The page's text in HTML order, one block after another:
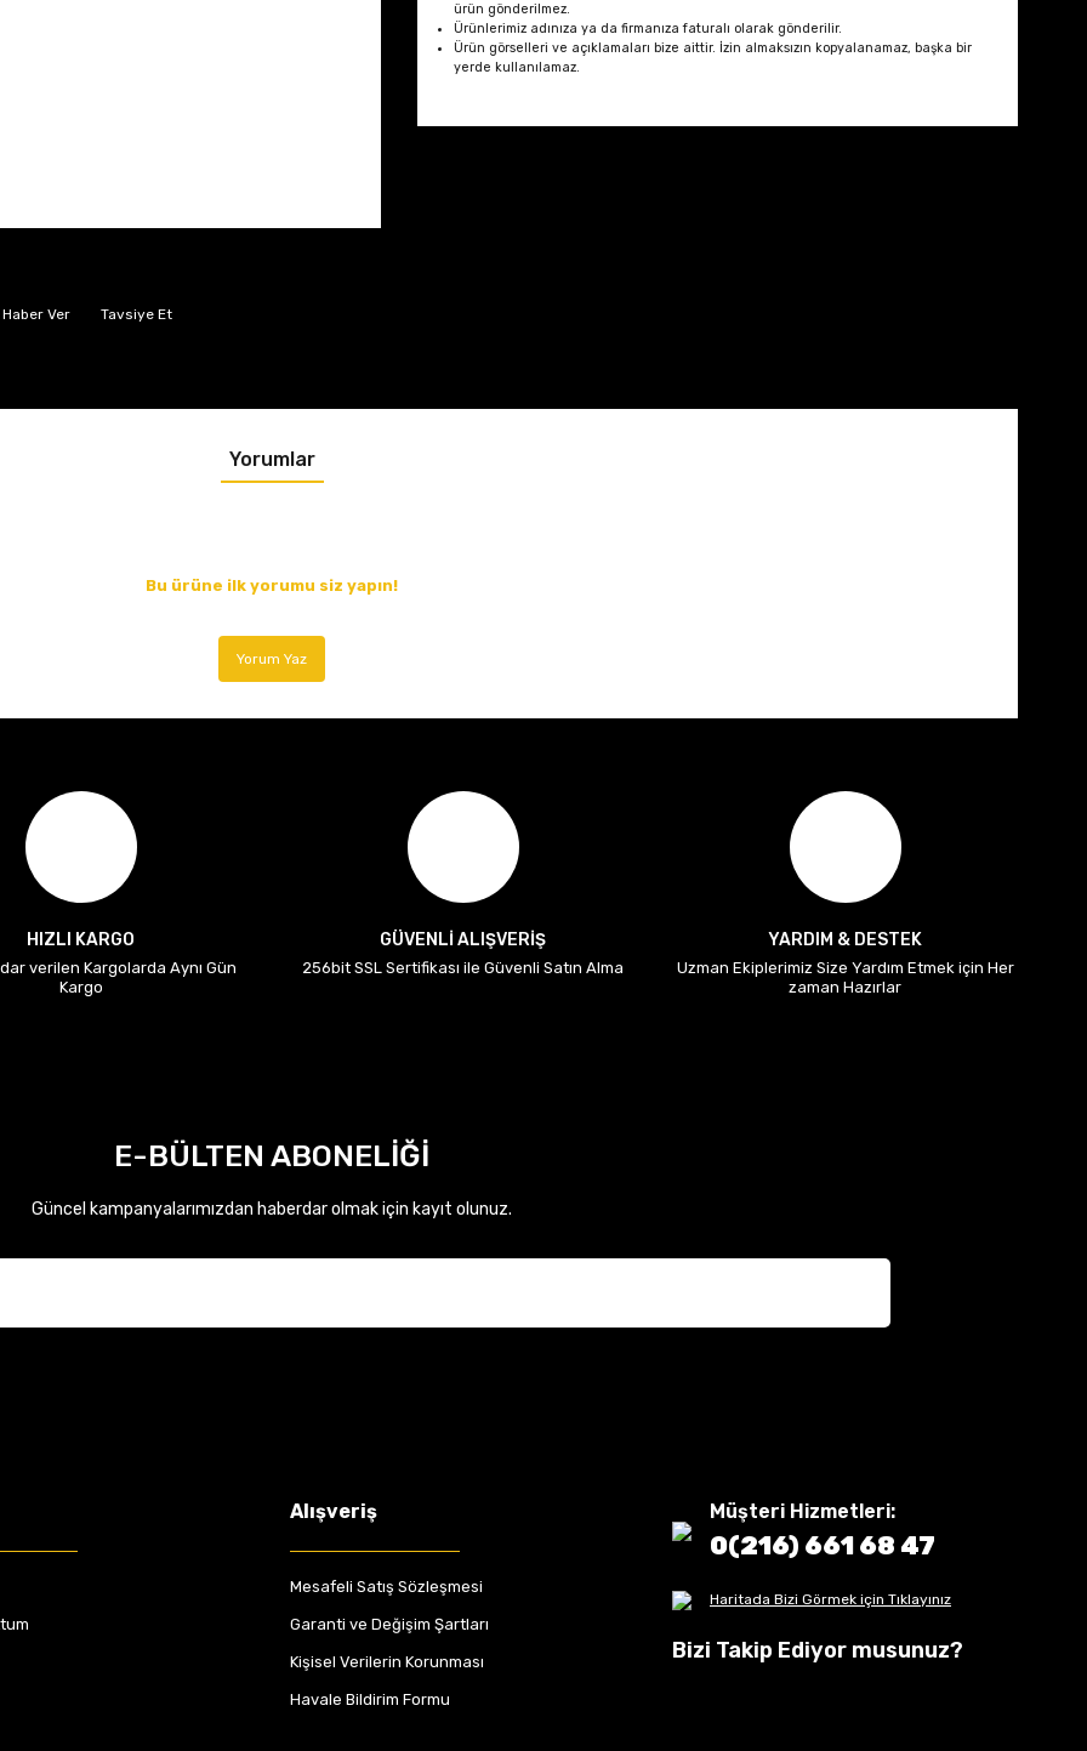
Ver Tavsiye Et
ürün gönderilmez.
Ürünlerimiz adınıza ya da firmanıza faturalı olarak gönderilir.
Ürün görselleri ve açıklamaları bize aittir. İzin almaksızın kopyalanamaz, başka bir
yerde kullanılamaz.
Yorumlar
Bu ürüne ilk yorumu siz yapın!
Yorum Yaz
HIZLI KARGO
verilen Kargolarda Aynı Gün
Kargo
GÜVENLİ ALIŞVERİŞ
256bit SSL Sertifikası ile Güvenli Satın Alma
YARDIM & DESTEK
Uzman Ekiplerimiz Size Yardım Etmek için Her
zaman Hazırlar
E-BÜLTEN ABONELİĞİ
Güncel kampanyalarımızdan haberdar olmak için kayıt olunuz.
Alışveriş
Mesafeli Satış Sözleşmesi
Garanti ve Değişim Şartları
Kişisel Verilerin Korunması
Havale Bildirim Formu
Müşteri Hizmetleri:
0(216) 661 68 47
Haritada Bizi Görmek için Tıklayınız
Bizi Takip Ediyor musunuz?